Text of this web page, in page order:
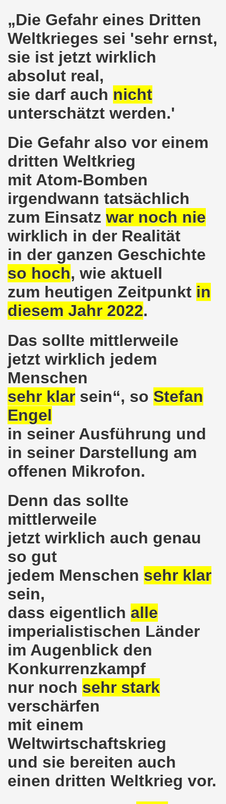
„Die Gefahr eines Dritten
Weltkrieges sei 'sehr ernst,
sie ist jetzt wirklich
absolut real,
sie darf auch nicht
unterschätzt werden.'
Die Gefahr also vor einem
dritten Weltkrieg
mit Atom-Bomben
irgendwann tatsächlich
zum Einsatz war noch nie
wirklich in der Realität
in der ganzen Geschichte
so hoch, wie aktuell
zum heutigen Zeitpunkt in
diesem Jahr 2022.
Das sollte mittlerweile
jetzt wirklich jedem
Menschen
sehr klar sein“, so Stefan
Engel
in seiner Ausführung und
in seiner Darstellung am
offenen Mikrofon.
Denn das sollte
mittlerweile
jetzt wirklich auch genau
so gut
jedem Menschen sehr klar
sein,
dass eigentlich alle
imperialistischen Länder
im Augenblick den
Konkurrenzkampf
nur noch sehr stark
verschärfen
mit einem
Weltwirtschaftskrieg
und sie bereiten auch
einen dritten Weltkrieg vor.
Bewegung feiert erfolgreiches Grup Yorum-Konzert
Bewegung fand genau zur richtigen Zeit statt - in
sollen selbst entscheiden können - Zuschüsse für
Bewegung: Protest gegen geplante Verschärfungen
- Gelsenkirchener Montagsdemo-Bewegung
protestiert - weg mit den Verschärfungen von
Bewegung feiert Erfolg der Solidarität mit der Familie
geplanten Verschärfungen bei Hartz IV müssen
diskutiert über den 01. Mai 2016 in Zeichen
unterstützt das Rebellische Musikfestival und
Bewegung mit interessanten Debatten
am 09.04.2016 in Kassel
Montagsdemo-Bewegung ist gefestigt und auf dem
aktiv werden - jede Woche live auf der
Montagsdemo-Bewegung unterstützt albanische
protestieren gegen die türkische
Januar 2016 mit vielen brennenden Themen
am 11. Januar 2016 im Zeichen des Protests
sich ein Jahr nach der Werkschließung - Die
- der Anfang ist gemacht
Bewegung startet ins Jahr 2016
Bewegung wendet sich entschieden gegen Politik der
bekräftigt Solidarität für den Kampf der
Gelsenkirchener Montagsdemo-Bewegung und muss
Bewegung wird im Zeichen des Protestes gegen
auf der bundesweiten Großdemonstration
der Opfer des Anschlags von Ankara
ruft auf zur 12. Herbstdemonstration am 10.
Bewegung zu TOP Thema Griechenland
- drei Brennpunkte bei der 542. Gelsenkirchener
im Brennpunkt der 541. Gelsenkirchener
am 10. August 2015!
Kinder, die zum REBELL-Sommercamp 2015 fahren!
Gelsenkirchener Montagsdemo-Bewegung am
Gelsenkirchener Montagsdemo-Bewegung am 20. Juli